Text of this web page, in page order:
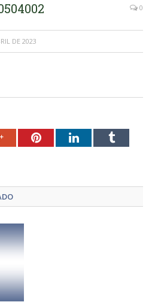
0
DE 2023
Google+PinterestLinkedInTumblr